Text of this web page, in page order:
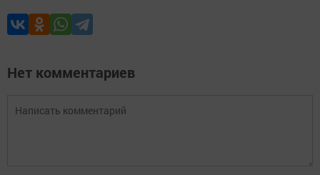
Нет комментариев